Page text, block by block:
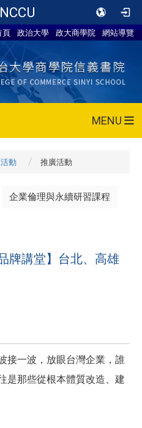
NCCU
頁 政治大學 政大商學院 網站導覽
MENU
動 推廣活動
企業倫理與永續研習課程
牌講堂】台北、高雄
接一波，放眼台灣企業，誰
是那些從根本體質改造、建